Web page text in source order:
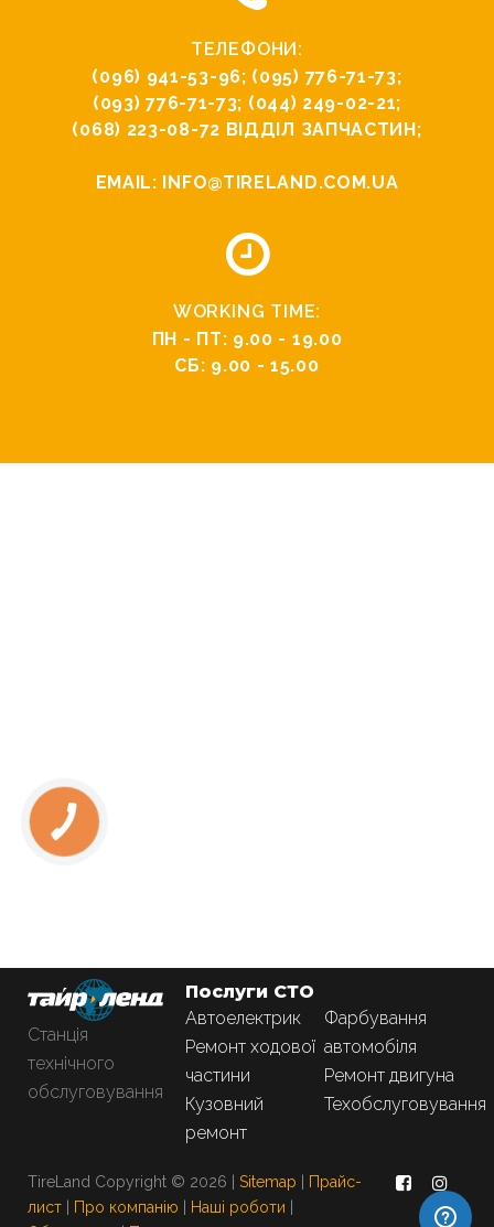
ТЕЛЕФОНИ:
(096) 941-53-96; (095) 776-71-73;
(093) 776-71-73; (044) 249-02-21;
(068) 223-08-72 ВІДДІЛ ЗАПЧАСТИН;
EMAIL: INFO@TIRELAND.COM.UA
WORKING TIME:
ПН - ПТ: 9.00 - 19.00
СБ: 9.00 - 15.00
Станція
технічного
обслуговування
Послуги СТО
Автоелектрик
Ремонт ходової
частини
Кузовний
ремонт
Фарбування
автомобіля
Ремонт двигуна
Техобслуговування
TireLand Copyright © 2026 | Sitemap
Прайс-
лист
Про компанію Наші роботи